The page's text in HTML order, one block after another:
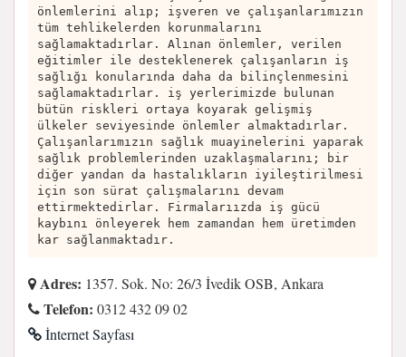
önlemlerini alıp; işveren ve çalışanlarımızın
tüm tehlikelerden korunmalarını
sağlamaktadırlar. Alınan önlemler, verilen
eğitimler ile desteklenerek çalışanların iş
sağlığı konularında daha da bilinçlenmesini
sağlamaktadırlar. iş yerlerimizde bulunan
bütün riskleri ortaya koyarak gelişmiş
ülkeler seviyesinde önlemler almaktadırlar.
Çalışanlarımızın sağlık muayinelerini yaparak
sağlık problemlerinden uzaklaşmalarını; bir
diğer yandan da hastalıkların iyileştirilmesi
için son sürat çalışmalarını devam
ettirmektedirlar. Firmalarıızda iş gücü
kaybını önleyerek hem zamandan hem üretimden
kar sağlanmaktadır.
Adres: 1357. Sok. No: 26/3 İvedik OSB, Ankara
Telefon: 0312 432 09 02
İnternet Sayfası